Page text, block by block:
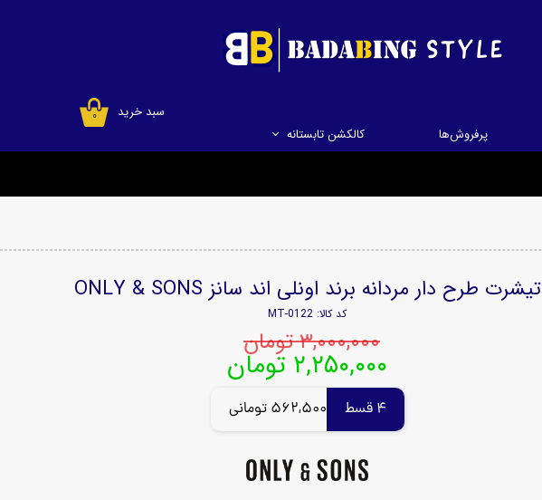
۰ سبد خرید
پرفروش‌ها کالکشن تابستانه
تیشرت طرح دار مردانه برند اونلی اند سانز ONLY & SONS
کد کالا: MT-0122
۳,۰۰۰,۰۰۰ تومان
۲,۲۵۰,۰۰۰ تومان
4 قسط 562,500 تومانی